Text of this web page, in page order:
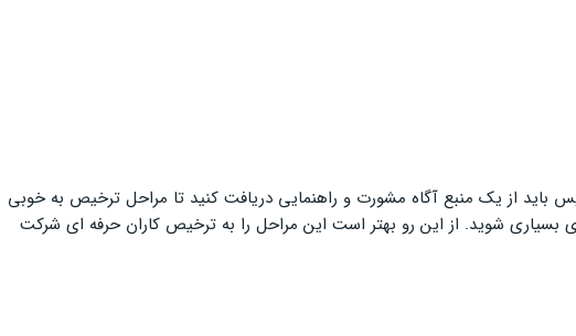
باید از یک منبع آگاه مشورت و راهنمایی دریافت کنید تا مراحل ترخیص به خوبی
شوید. از این رو بهتر است این مراحل را به ترخیص کاران حرفه ای شرکت